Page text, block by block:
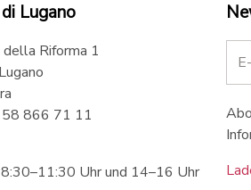
Lugano
della Riforma 1
866 71 11
Uhr und 14–16 Uhr